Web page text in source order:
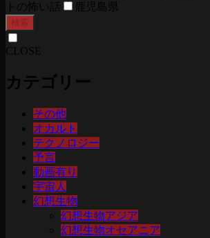
トの怖い話
鹿児島県
検索
CLOSE
カテゴリー
その他
オカルト
テクノロジー
予言
動画有り
宇宙人
幻想生物
幻想生物アジア
幻想生物オセアニア